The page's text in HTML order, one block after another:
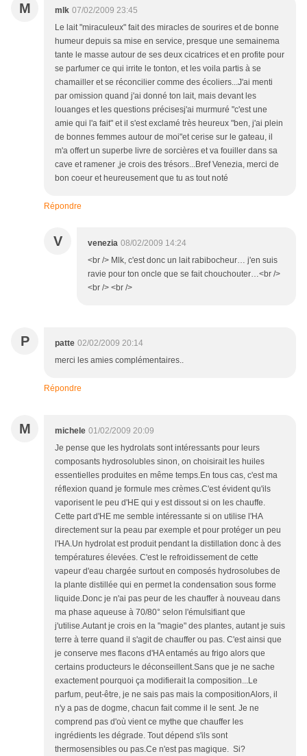
M mlk 07/02/2009 23:45
Le lait "miraculeux" fait des miracles de sourires et de bonne
humeur depuis sa mise en service, presque une semainema
tante le masse autour de ses deux cicatrices et en profite pour
se parfumer ce qui irrite le tonton, et les voila partis à se
chamailler et se réconcilier comme des écoliers...J'ai menti
par omission quand j'ai donné ton lait, mais devant les
louanges et les questions précisesj'ai murmuré "c'est une
amie qui l'a fait" et il s'est exclamé très heureux "ben, j'ai plein
de bonnes femmes autour de moi"et cerise sur le gateau, il
m'a offert un superbe livre de sorcières et va fouiller dans sa
cave et ramener ,je crois des trésors...Bref Venezia, merci de
bon coeur et heureusement que tu as tout noté
Répondre
V venezia 08/02/2009 14:24
<br /> Mlk, c'est donc un lait rabibocheur… j'en suis
ravie pour ton oncle que se fait chouchouter…<br />
<br /> <br />
P patte 02/02/2009 20:14
merci les amies complémentaires..
Répondre
M michele 01/02/2009 20:09
Je pense que les hydrolats sont intéressants pour leurs
composants hydrosolubles sinon, on choisirait les huiles
essentielles produites en même temps.En tous cas, c'est ma
réflexion quand je formule mes crèmes.C'est évident qu'ils
vaporisent le peu d'HE qui y est dissout si on les chauffe.
Cette part d'HE me semble intéressante si on utilise l'HA
directement sur la peau par exemple et pour protéger un peu
l'HA.Un hydrolat est produit pendant la distillation donc à des
températures élevées. C'est le refroidissement de cette
vapeur d'eau chargée surtout en composés hydrosolubes de
la plante distillée qui en permet la condensation sous forme
liquide.Donc je n'ai pas peur de les chauffer à nouveau dans
ma phase aqueuse à 70/80° selon l'émulsifiant que
j'utilise.Autant je crois en la "magie" des plantes, autant je suis
terre à terre quand il s'agit de chauffer ou pas. C'est ainsi que
je conserve mes flacons d'HA entamés au frigo alors que
certains producteurs le déconseillent.Sans que je ne sache
exactement pourquoi ça modifierait la composition...Le
parfum, peut-être, je ne sais pas mais la compositionAlors, il
n'y a pas de dogme, chacun fait comme il le sent. Je ne
comprend pas d'où vient ce mythe que chauffer les
ingrédients les dégrade. Tout dépend s'ils sont
thermosensibles ou pas.Ce n'est pas magique. Si?